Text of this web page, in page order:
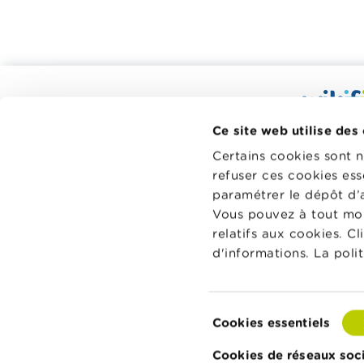
Ce site web utilise des
Certains cookies sont
refuser ces cookies
paramétrer le dépôt
Vous pouvez à tout
relatifs aux cookies.
d'informations. La
du
consentement
Cookies essentiels
Cookies de réseaux
Pension et préparation de la retraite
Wikifin.be
à votre
sans
financiers
En savoir